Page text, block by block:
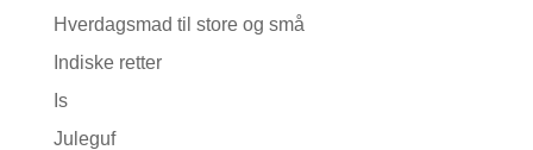
Hverdagsmad til store og små
Indiske retter
Is
Juleguf